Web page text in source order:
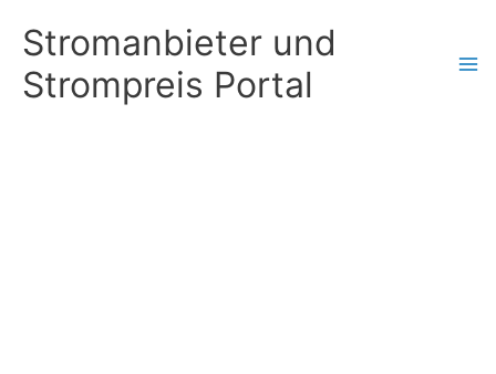
Inhalt
springen
Stromanbieter und
Strompreis Portal